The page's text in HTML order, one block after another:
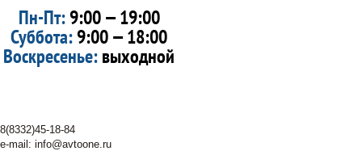
Пн-Пт:9:00 — 19:00
Суббота:9:00 — 18:00
Воскресенье:выходной
8(8332)45-18-84
e-mail: info@avtoone.ru